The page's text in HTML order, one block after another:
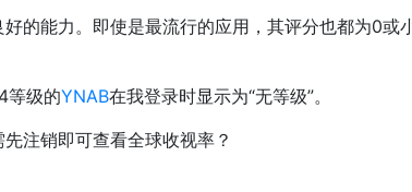
的能力。即使是最流行的应用，其评分也都为0或
等级的YNAB在我登录时显示为“无等级”。
注销即可查看全球收视率？